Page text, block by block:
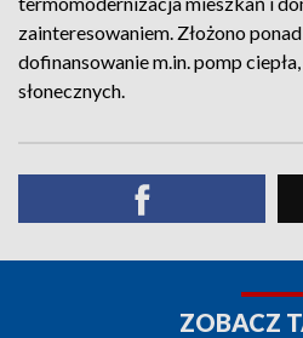
zainteresowaniem. Złożono
dofinansowanie m.in. pomp
słonecznych.
ZOBACZ